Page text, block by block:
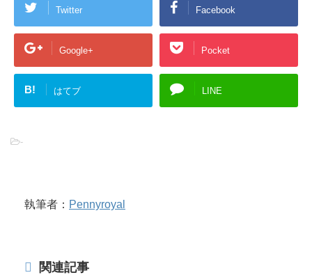
Twitter Facebook
Google+ Pocket
B! はてブ LINE
-
執筆者： Pennyroyal
関連記事